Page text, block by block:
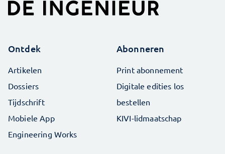
Ontdek
Artikelen
Dossiers
Tijdschrift
Mobiele App
Engineering Works
Abonneren
Print abonnement
Digitale edities los
bestellen
KIVI-lidmaatschap